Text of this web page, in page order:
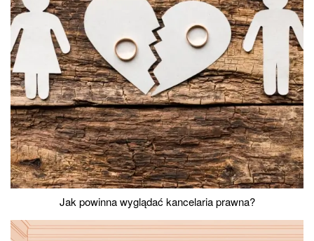
Jak powinna wyglądać kancelaria prawna?